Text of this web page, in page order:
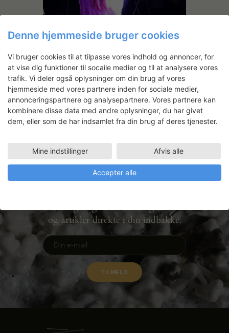
Handmade Memories
Anders Hermansen
Nyhedsbrev
Få ansøgningsfrister, arrangementer
og artikler direkte i din indbakke.
Denne hjemmeside bruger cookies
Vi bruger cookies til at tilpasse vores indhold og annoncer, for
at vise dig funktioner til socaile medier og til at analysere vores
trafik. Vi deler også oplysninger om din brug af vores
hjemmeside med vores partnere inden for sociale medier,
annonceringspartnere og analysepartnere. Vores partnere kan
kombinere disse data med andre oplysninger, du har givet
dem, eller som de har indsamlet fra din brug af deres tjenester.
Mine indstillinger Afvis alle
Accepter alle